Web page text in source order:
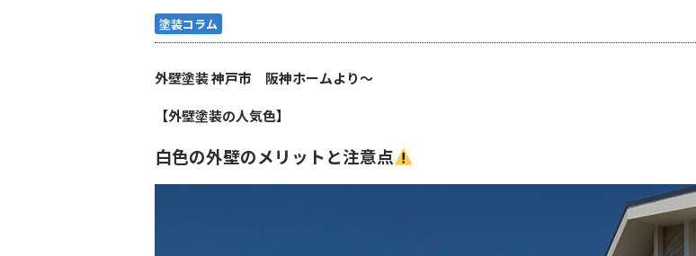
塗装コラム
外壁塗装 神戸市 阪神ホームより〜
【外壁塗装の人気色】
白色の外壁のメリットと注意点